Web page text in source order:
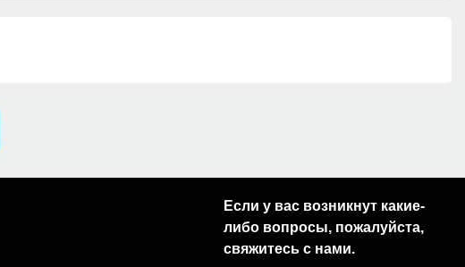
Если у вас возникнут какие-
либо вопросы, пожалуйста,
свяжитесь с нами.